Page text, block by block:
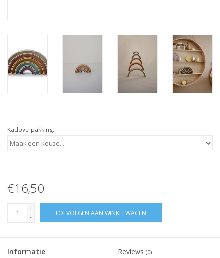
Kadoverpakking:
€16,50
+
-
TOEVOEGEN AAN WINKELWAGEN
Informatie Reviews (0)